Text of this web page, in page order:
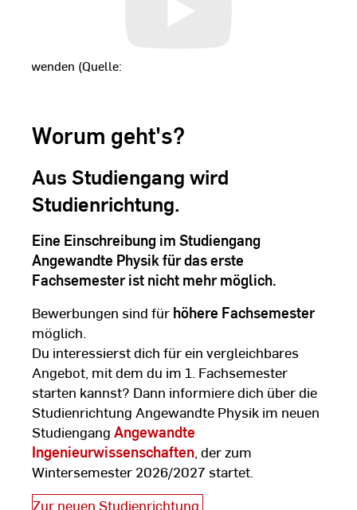
verwenden (Quelle:
übertragen oder
werden könnten. Weitere
Sie in unserer
.
Worum geht's?
Aus Studiengang wird
Studienrichtung.
Eine Einschreibung im Studiengang
Angewandte Physik für das erste
Fachsemester ist nicht mehr möglich.
Bewerbungen sind für höhere Fachsemester
möglich.
Du interessierst dich für ein vergleichbares
Angebot, mit dem du im 1. Fachsemester
starten kannst? Dann informiere dich über die
Studienrichtung Angewandte Physik im neuen
Studiengang Angewandte
Ingenieurwissenschaften, der zum
Wintersemester 2026/2027 startet.
Zur neuen Studienrichtung